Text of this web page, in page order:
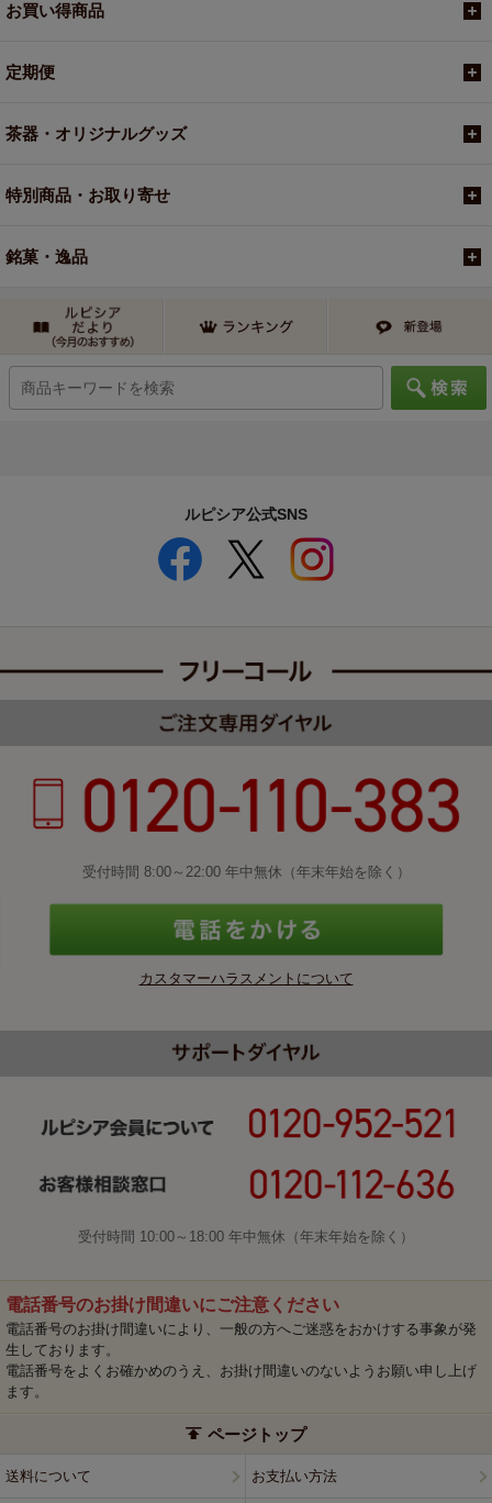
お買い得商品
定期便
茶器・オリジナルグッズ
特別商品・お取り寄せ
銘菓・逸品
ルピシア公式SNS
受付時間 8:00～22:00 年中無休（年末年始を除く）
カスタマーハラスメントについて
受付時間 10:00～18:00 年中無休（年末年始を除く）
電話番号のお掛け間違いにご注意ください
電話番号のお掛け間違いにより、一般の方へご迷惑をおかけする事象が発
生しております。
電話番号をよくお確かめのうえ、お掛け間違いのないようお願い申し上げ
ます。
ページトップ
送料について お支払い方法